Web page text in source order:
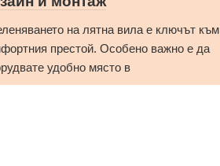
на лятна вила е ключът към
престой. Особено важно е да
удобно място в